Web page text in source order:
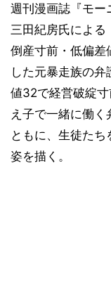
週刊漫画誌『モー
三田紀房氏による
倒産寸前・低偏差
した元暴走族の
値32で経営破綻
え子で一緒に働く
ともに、生徒た
姿を描く。